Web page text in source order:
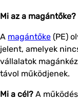
Mi az a magántőke?
A magántőke (PE)
jelent, amelyek
vállalatok
távol működjenek.
Mi a cél? A